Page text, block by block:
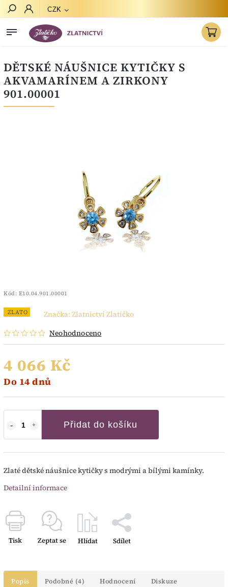
CZK
DĚTSKÉ NÁUŠNICE KYTIČKY S
AKVAMARÍNEM A ZIRKONY
901.00001
Kód: E10.04.901.00001
ZLATO
Neohodnoceno
Značka: Zlatnictví Zlatíčko
4 066 Kč
Do 14 dnů
Přidat do košíku
Zlaté dětské náušnice kytičky s modrými a bílými kamínky.
Detailní informace
Tisk Zeptat se Hlídat Sdílet
Popis Podobné (4) Hodnocení Diskuze